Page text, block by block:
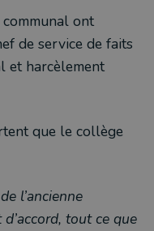
ont
de service de faits
et harcèlement
que le collège
l’ancienne
tout ce que